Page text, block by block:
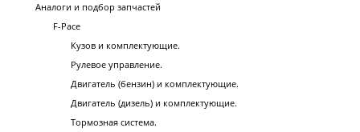
Аналоги и подбор запчастей
F-Pace
Кузов и комплектующие.
Рулевое управление.
Двигатель (бензин) и комплектующие.
Двигатель (дизель) и комплектующие.
Тормозная система.